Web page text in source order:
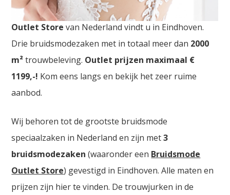
Bruidsmodewinkels Gent. De
grootste Trouwjurken
Outlet Store van Nederland vindt u in Eindhoven.
Drie bruidsmodezaken met in totaal meer dan 2000
m²trouwbeleving. Outlet prijzen maximaal €
1199,-! Kom eens langs en bekijk het zeer ruime
aanbod.
Wij behoren tot de grootste bruidsmode
speciaalzaken in Nederland en zijn met3
bruidsmodezaken (waaronder een Bruidsmode
Outlet Store) gevestigd in Eindhoven. Alle maten en
prijzen zijn hier te vinden. De trouwjurken in de